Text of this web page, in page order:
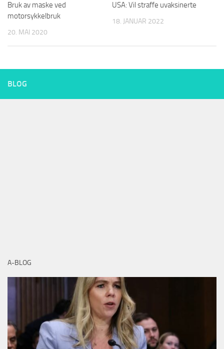
Bruk av maske ved
motorsykkelbruk
20. MAI 2020
USA: Vil straffe uvaksinerte
18. JANUAR 2022
BLOG
A-BLOG